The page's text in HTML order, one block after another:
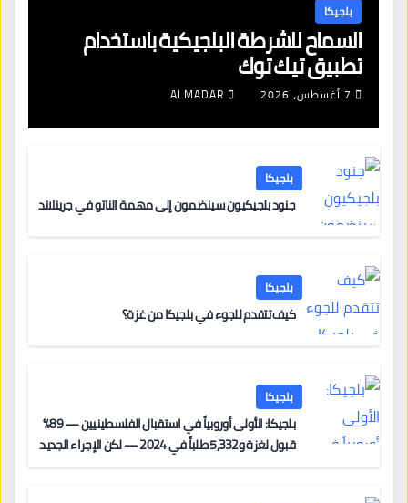
بلجيكا
السماح للشرطة البلجيكية باستخدام
تطبيق تيك توك
7 أغسطس، 2026 ALMADAR
بلجيكا
جنود بلجيكيون سينضمون إلى مهمة الناتو في جرينلاند
بلجيكا
كيف تتقدم للجوء في بلجيكا من غزة؟
بلجيكا
بلجيكا: الأولى أوروبياً في استقبال الفلسطينيين — 89%
قبول لغزة و5,332 طلباً في 2024 — لكن الإجراء الجديد